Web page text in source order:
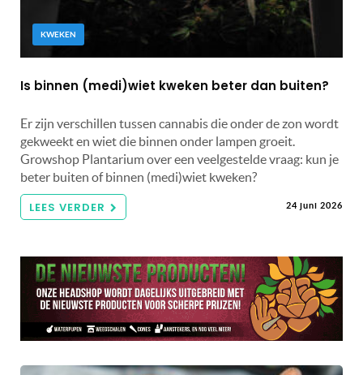
KWEKEN
Is binnen (medi)wiet kweken beter dan buiten?
Er zijn verschillen tussen cannabis die onder de zon wordt
gekweekt en wiet die binnen onder lampen groeit.
Growshop Plantarium over een veelgestelde vraag: kun je
beter buiten of binnen (medi)wiet kweken?
LEES VERDER 24 juni 2026